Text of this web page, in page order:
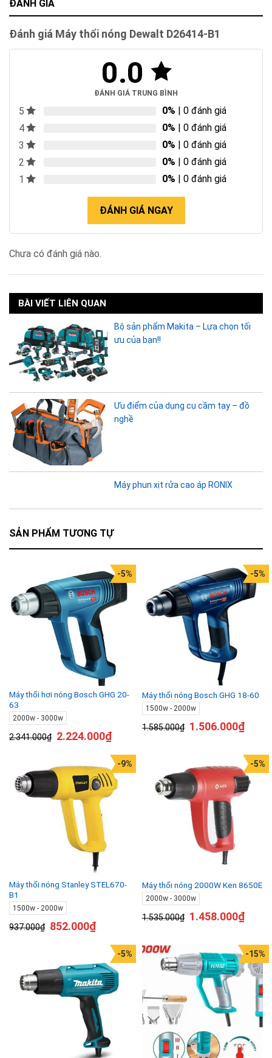
ĐÁNH GIÁ
Đánh giá Máy thổi nóng Dewalt D26414-B1
0.0
ĐÁNH GIÁ TRUNG BÌNH
5 0% | 0 đánh giá
4
0% | 0 đánh giá
3
0% | 0 đánh giá
2
0% | 0 đánh giá
1
0% | 0 đánh giá
ĐÁNH GIÁ NGAY
Chưa có đánh giá nào.
BÀI VIẾT LIÊN QUAN
Bộ sản phẩm Makita – Lựa chọn tối
ưu của bạn!!
Ưu điểm của dụng cụ cầm tay – đồ
nghề
Máy phun xịt rửa cao áp RONIX
SẢN PHẨM TƯƠNG TỰ
Máy thổi hơi nóng Bosch GHG 20-
63
2000w - 3000w
2.341.000₫
-5%
2.224.000₫
Máy thổi nóng Bosch GHG 18-60
1500w - 2000w
1.585.000₫
-5%
1.506.000₫
Máy thổi nóng Stanley STEL670-
B1
1500w - 2000w
937.000₫
-9%
852.000₫
Máy thổi nóng 2000W Ken 8650E
2000w - 3000w
1.535.000₫
-5%
1.458.000₫
-5% -15%